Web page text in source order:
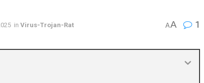
in Virus-Trojan-Rat AA 1